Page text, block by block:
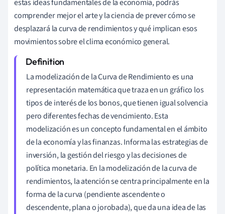
estas ideas fundamentales de la economía, podrás
comprender mejor el arte y la ciencia de prever cómo se
desplazará la curva de rendimientos y qué implican esos
movimientos sobre el clima económico general.
La modelización de la Curva de Rendimiento es una
representación matemática que traza en un gráfico los
tipos de interés de los bonos, que tienen igual solvencia
pero diferentes fechas de vencimiento. Esta
modelización es un concepto fundamental en el ámbito
de la economía y las finanzas. Informa las estrategias de
inversión, la gestión del riesgo y las decisiones de
política monetaria. En la modelización de la curva de
rendimientos, la atención se centra principalmente en la
forma de la curva (pendiente ascendente o
descendente, plana o jorobada), que da una idea de las